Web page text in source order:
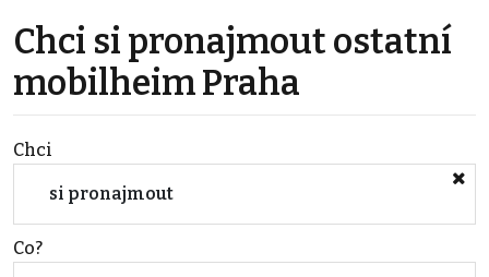
Chci si pronajmout ostatní
mobilheim Praha
Chci
si pronajmout
Co?